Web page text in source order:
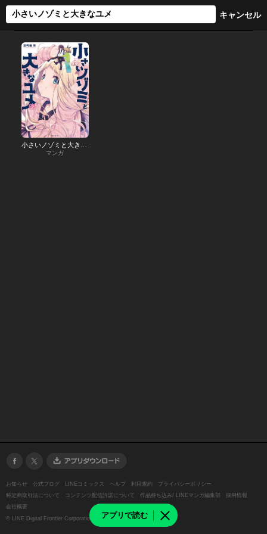
アプリで読む
マンガ
お知らせ 公式ブログ LINEコミックス ヘルプ 利用規約
プライバシーポリシー
特定商取引法について
コンテンツ配信許諾について 作品持ち込み/ LINEマンガ編集部
採用情報
会社概要
© LINE Digital Frontier Corporation